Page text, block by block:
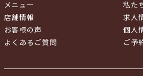
メニュー
店舗情報
お客様の声
よくあるご質問
私た
求人
個人
ご予